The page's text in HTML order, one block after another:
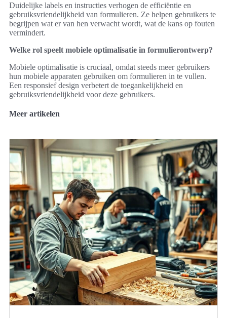
Duidelijke labels en instructies verhogen de efficiëntie en
gebruiksvriendelijkheid van formulieren. Ze helpen gebruikers te
begrijpen wat er van hen verwacht wordt, wat de kans op fouten
vermindert.
Welke rol speelt mobiele optimalisatie in formulierontwerp?
Mobiele optimalisatie is cruciaal, omdat steeds meer gebruikers
hun mobiele apparaten gebruiken om formulieren in te vullen.
Een responsief design verbetert de toegankelijkheid en
gebruiksvriendelijkheid voor deze gebruikers.
Meer artikelen